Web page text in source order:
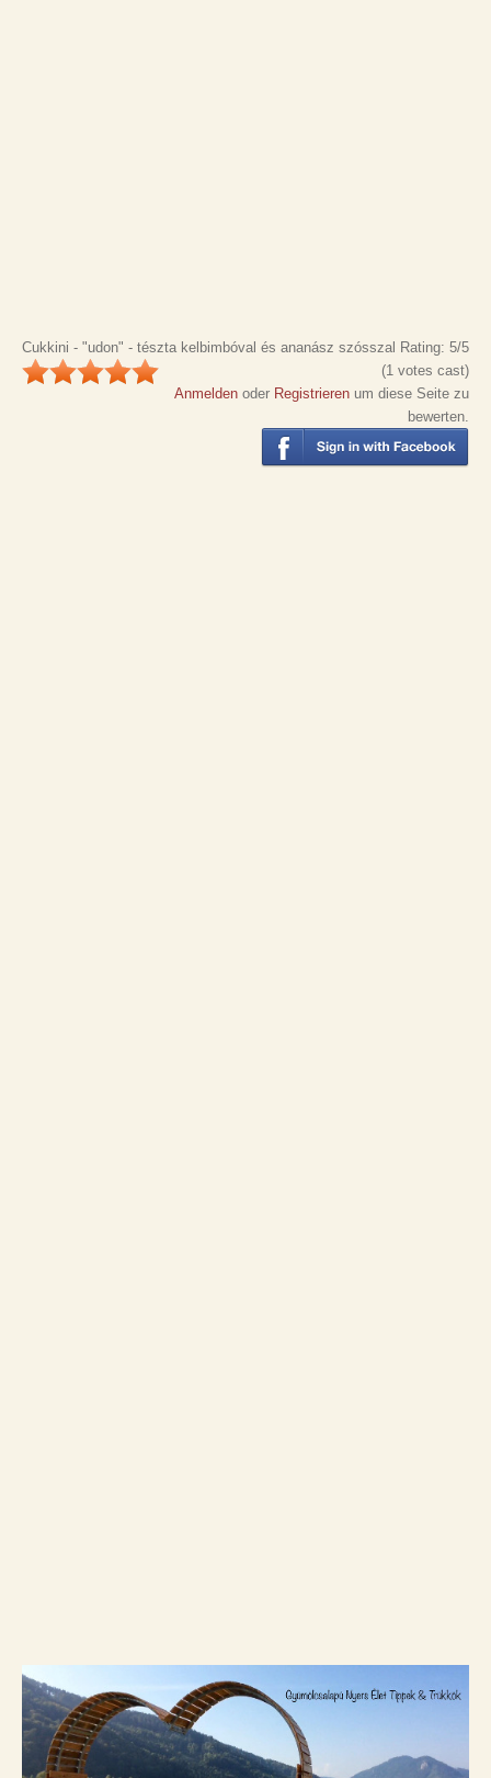
Cukkini - "udon" - tészta kelbimbóval és ananász szósszal Rating: 5/5
(1 votes cast)
Anmelden oder Registrieren um diese Seite zu
bewerten.